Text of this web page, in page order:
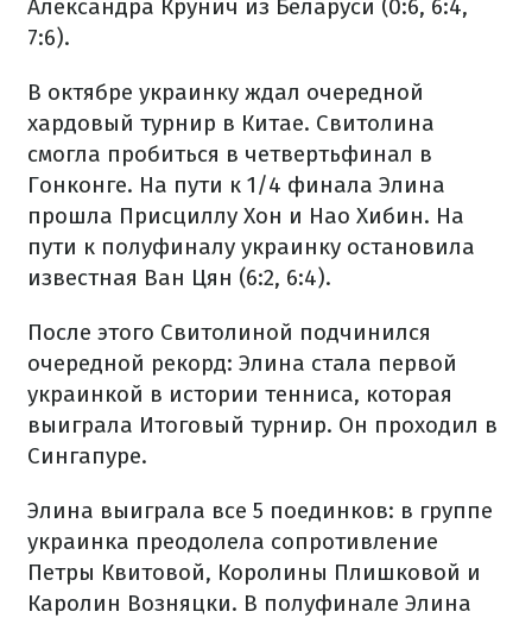
Александра Крунич из Беларуси (0:6, 6:4,
7:6).
В октябре украинку ждал очередной
хардовый турнир в Китае. Свитолина
смогла пробиться в четвертьфинал в
Гонконге. На пути к 1/4 финала Элина
прошла Присциллу Хон и Нао Хибин. На
пути к полуфиналу украинку остановила
известная Ван Цян (6:2, 6:4).
После этого Свитолиной подчинился
очередной рекорд: Элина стала первой
украинкой в ​​истории тенниса, которая
выиграла Итоговый турнир. Он проходил в
Сингапуре.
Элина выиграла все 5 поединков: в группе
украинка преодолела сопротивление
Петры Квитовой, Королины Плишковой и
Каролин Возняцки. В полуфинале Элина